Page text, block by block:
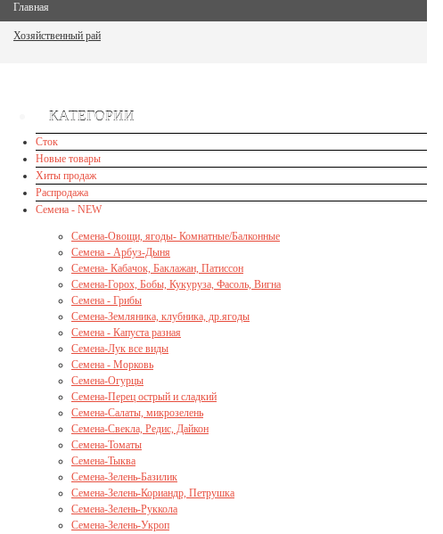
Главная
Хозяйственный рай
КАТЕГОРИИ
Сток
Новые товары
Хиты продаж
Распродажа
Семена - NEW
Семена-Овощи, ягоды- Комнатные/Балконные
Семена - Арбуз-Дыня
Семена- Кабачок, Баклажан, Патиссон
Семена-Горох, Бобы, Кукуруза, Фасоль, Вигна
Семена - Грибы
Семена-Земляника, клубника, др.ягоды
Семена - Капуста разная
Семена-Лук все виды
Семена - Морковь
Семена-Огурцы
Семена-Перец острый и сладкий
Семена-Салаты, микрозелень
Семена-Свекла, Редис, Дайкон
Семена-Томаты
Семена-Тыква
Семена-Зелень-Базилик
Семена-Зелень-Кориандр, Петрушка
Семена-Зелень-Руккола
Семена-Зелень-Укроп